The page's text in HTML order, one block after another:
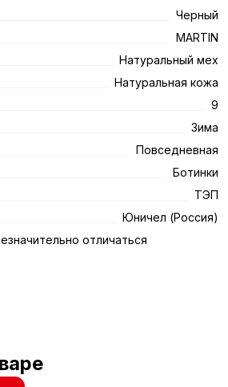
Черный
MARTIN
Натуральный мех
Натуральная кожа
9
Зима
Повседневная
Ботинки
ТЭП
Юничел (Россия)
отличаться